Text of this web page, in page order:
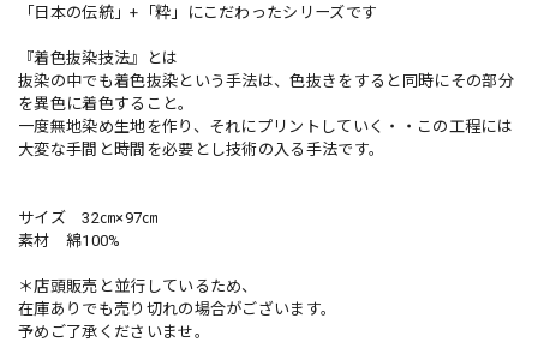
「日本の伝統」+「粋」にこだわったシリーズです
『着色抜染技法』とは
抜染の中でも着色抜染という手法は、色抜きをすると同時にその部分
を異色に着色すること。
一度無地染め生地を作り、それにプリントしていく・・この工程には
大変な手間と時間を必要とし技術の入る手法です。
サイズ 32㎝×97㎝
素材 綿100%
＊店頭販売と並行しているため、
在庫ありでも売り切れの場合がございます。
予めご了承くださいませ。